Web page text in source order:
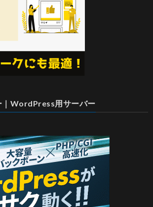
｜WordPress用サーバー